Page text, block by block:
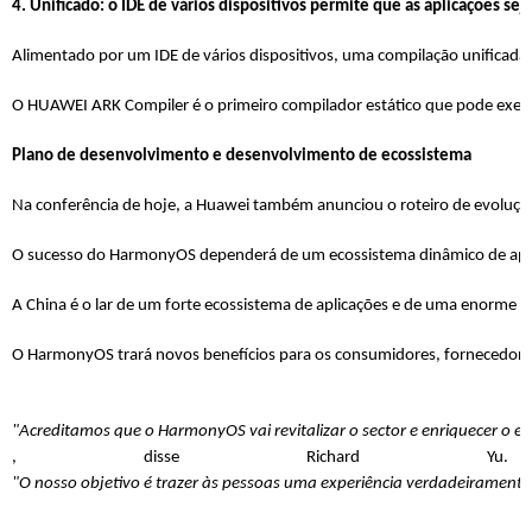
4. Unificado: o IDE de vários dispositivos permite que as aplicações
Alimentado por um IDE de vários dispositivos, uma compilação
O HUAWEI ARK Compiler é o primeiro compilador estático que pode
Plano de desenvolvimento e desenvolvimento de ecossistema
Na conferência de hoje, a Huawei também anunciou o roteiro de
O sucesso do HarmonyOS dependerá de um ecossistema dinâmico de
A China é o lar de um forte ecossistema de aplicações e de uma
O HarmonyOS trará novos benefícios para os consumidores,
"Acreditamos que o HarmonyOS vai revitalizar o sector e enriquecer o
, disse Richard Yu.
"O nosso objetivo é trazer às pessoas uma experiência